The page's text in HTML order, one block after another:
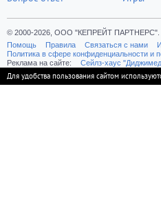
© 2000-2026, ООО "КЕПРЕЙТ ПАРТНЕРС".
Помощь
Правила Связаться с нами
Политика в сфере конфиденциальности и
Реклама на сайте:
Cейлз-хаус
Для удобства пользования сайтом